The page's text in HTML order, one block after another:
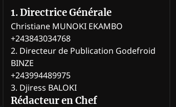
1. Directrice Générale
Christiane MUNOKI EKAMBO
+243843034768
2. Directeur de Publication Godefroid
BINZE
+243994489975
3. Djiress BALOKI
Rédacteur en Chef